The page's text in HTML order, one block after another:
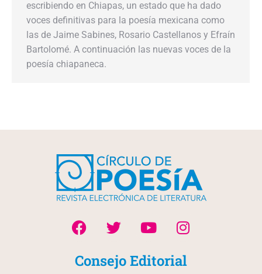
escribiendo en Chiapas, un estado que ha dado
voces definitivas para la poesía mexicana como
las de Jaime Sabines, Rosario Castellanos y Efraín
Bartolomé. A continuación las nuevas voces de la
poesía chiapaneca.
Consejo Editorial